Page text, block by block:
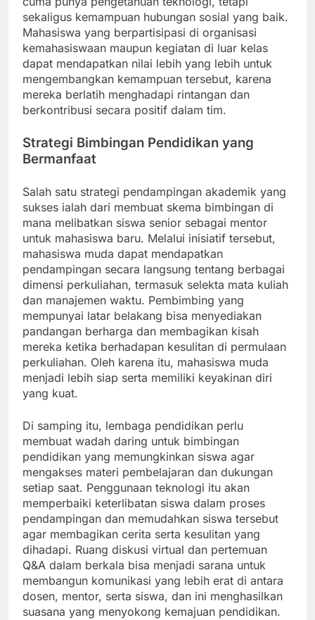
sekaligus kemampuan hubungan sosial yang baik.
Mahasiswa yang berpartisipasi di organisasi
kemahasiswaan maupun kegiatan di luar kelas
dapat mendapatkan nilai lebih yang lebih untuk
mengembangkan kemampuan tersebut, karena
mereka berlatih menghadapi rintangan dan
berkontribusi secara positif dalam tim.
Strategi Bimbingan Pendidikan yang
Bermanfaat
Salah satu strategi pendampingan akademik yang
sukses ialah dari membuat skema bimbingan di
mana melibatkan siswa senior sebagai mentor
untuk mahasiswa baru. Melalui inisiatif tersebut,
mahasiswa muda dapat mendapatkan
pendampingan secara langsung tentang berbagai
dimensi perkuliahan, termasuk selekta mata kuliah
dan manajemen waktu. Pembimbing yang
mempunyai latar belakang bisa menyediakan
pandangan berharga dan membagikan kisah
mereka ketika berhadapan kesulitan di permulaan
perkuliahan. Oleh karena itu, mahasiswa muda
menjadi lebih siap serta memiliki keyakinan diri
yang kuat.
Di samping itu, lembaga pendidikan perlu
membuat wadah daring untuk bimbingan
pendidikan yang memungkinkan siswa agar
mengakses materi pembelajaran dan dukungan
setiap saat. Penggunaan teknologi itu akan
memperbaiki keterlibatan siswa dalam proses
pendampingan dan memudahkan siswa tersebut
agar membagikan cerita serta kesulitan yang
dihadapi. Ruang diskusi virtual dan pertemuan
Q&A dalam berkala bisa menjadi sarana untuk
membangun komunikasi yang lebih erat di antara
dosen, mentor, serta siswa, dan ini menghasilkan
suasana yang menyokong kemajuan pendidikan.